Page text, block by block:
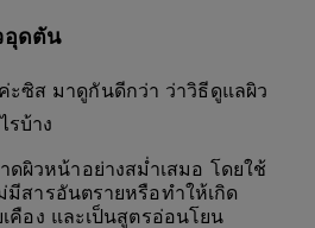
อุดตัน
ะซิส มาดูกันดีกว่า ว่าวิธีดูแลผิว
รบ้าง
ดผิวหน้าอย่างสม่ำเสมอ โดยใช้
สารอันตรายหรือทำให้เกิด
คือง และเป็นสูตรอ่อนโยน